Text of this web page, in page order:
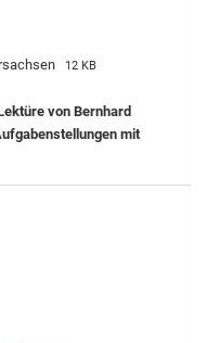
12 KB
von Bernhard
mit